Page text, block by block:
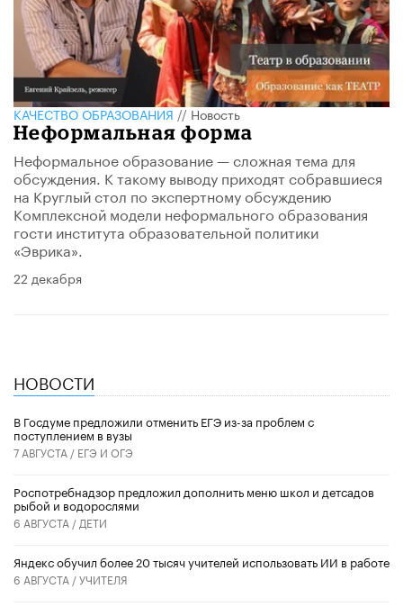
КАЧЕСТВО ОБРАЗОВАНИЯ//Новость
Неформальная форма
​Неформальное образование — сложная тема для
обсуждения. К такому выводу приходят собравшиеся
на Круглый стол по экспертному обсуждению
Комплексной модели неформального образования
гости института образовательной политики
«Эврика».
22 декабря
НОВОСТИ
В Госдуме предложили отменить ЕГЭ из-за проблем с
поступлением в вузы
7 АВГУСТА / ЕГЭ И ОГЭ
Роспотребнадзор предложил дополнить меню школ и детсадов
рыбой и водорослями
6 АВГУСТА / ДЕТИ
​Яндекс обучил более 20 тысяч учителей использовать ИИ в работе
6 АВГУСТА /УЧИТЕЛЯ